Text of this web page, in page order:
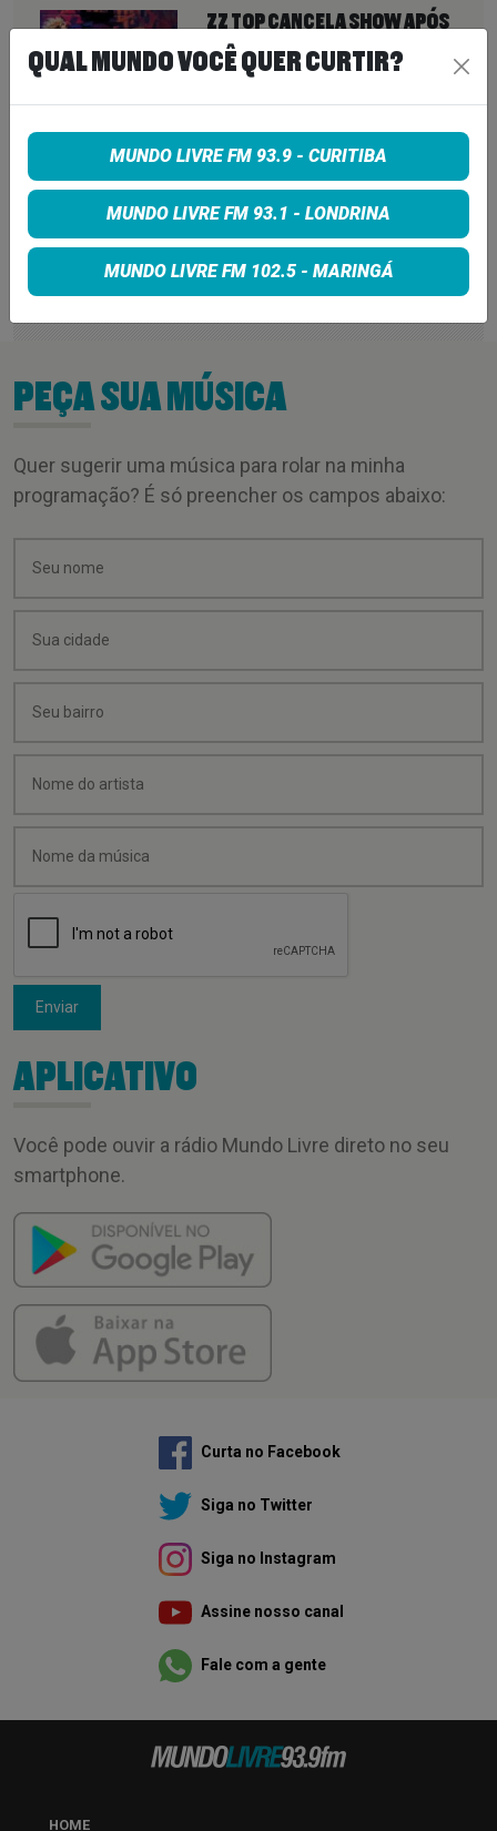
ZZ TOP CANCELA SHOW APÓS
CITAR “OBSTÁCULOS
INTRANSPONÍVEIS” E DEIXA FÃS
6 de agosto de 2026
QUEENS OF THE STONE AGE CRIA
LINHA TELEFÔNICA PARA OUVIR
RECLAMAÇÕES DOS FÃS; BANDA
DIZ QUE “NENHUMA LAMÚRIA É
PEQUENA DEMAIS”
PEÇA SUA MÚSICA
Quer sugerir uma música para rolar na minha
programação? É só preencher os campos abaixo:
Enviar
APLICATIVO
Você pode ouvir a rádio Mundo Livre direto no seu
smartphone.
Curta no Facebook
Siga no Twitter
Siga no Instagram
Assine nosso canal
Fale com a gente
HOME
QUAL MUNDO VOCÊ QUER CURTIR?
MUNDO LIVRE FM 93.9 - CURITIBA
MUNDO LIVRE FM 93.1 - LONDRINA
MUNDO LIVRE FM 102.5 - MARINGÁ